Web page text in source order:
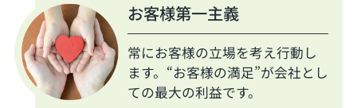
お客様第一主義
常にお客様の立場を考え行動し
ます。“お客様の満足”が会社とし
ての最大の利益です。